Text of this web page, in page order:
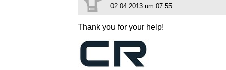
02.04.2013 um 07:55
Thank you for your help!